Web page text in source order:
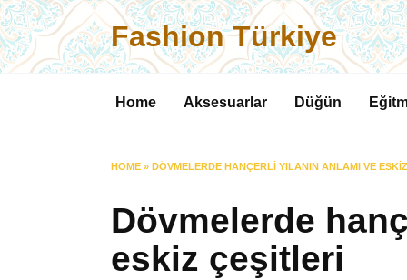
Skip
to
content
Fashion Türkiye
Home Aksesuarlar Düğün
HOME » DÖVMELERDE HANÇERLI YILANIN ANLAMI VE
Dövmelerde
eskiz çeşitleri